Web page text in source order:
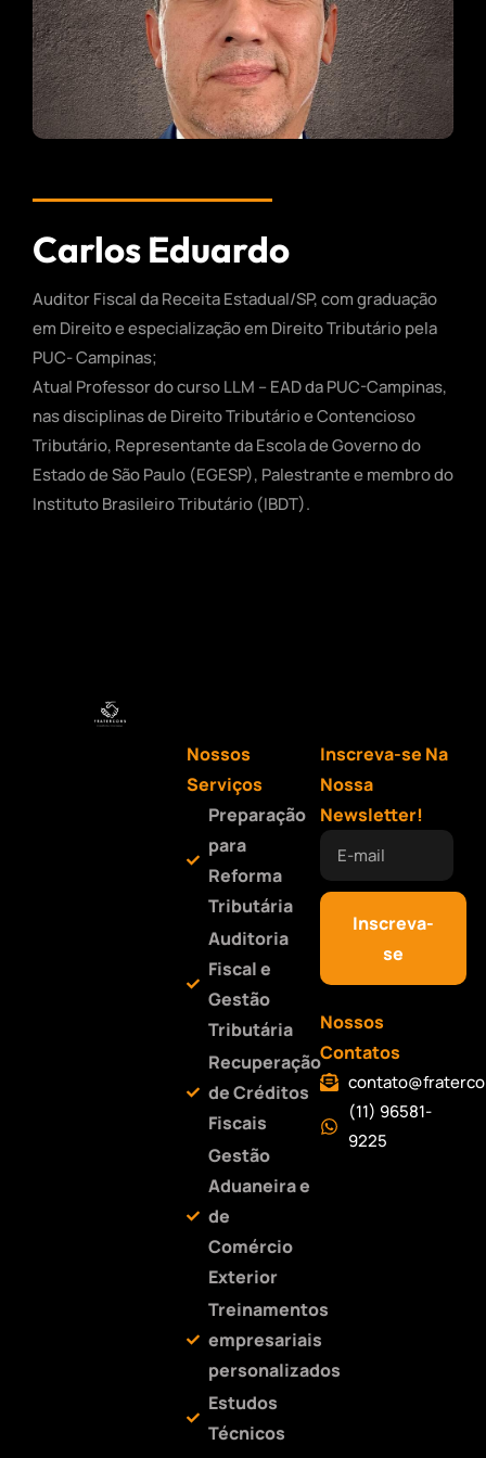
Carlos Eduardo
Auditor Fiscal da Receita Estadual/SP, com graduação
em Direito e especialização em Direito Tributário pela
PUC- Campinas;
Atual Professor do curso LLM – EAD da PUC-Campinas,
nas disciplinas de Direito Tributário e Contencioso
Tributário, Representante da Escola de Governo do
Estado de São Paulo (EGESP), Palestrante e membro do
Instituto Brasileiro Tributário (IBDT).
Nossos
Serviços
Preparação
para
Reforma
Tributária
Auditoria
Fiscal e
Gestão
Tributária
Recuperação
de Créditos
Fiscais
Gestão
Aduaneira e
de
Comércio
Exterior
Treinamentos
empresariais
personalizados
Estudos
Técnicos
Inscreva-se Na
Nossa
Newsletter!
Inscreva-
se
Nossos
Contatos
(11) 96581-
9225